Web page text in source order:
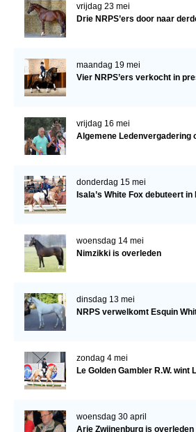
vrijdag 23 mei
Drie NRPS’ers door naar
maandag 19 mei
Vier NRPS’ers verkocht in
vrijdag 16 mei
Algemene Ledenvergadering
donderdag 15 mei
Isala’s White Fox debuteert
woensdag 14 mei
Nimzikki is overleden
dinsdag 13 mei
NRPS verwelkomt Esquin
zondag 4 mei
Le Golden Gambler R.W. wint
woensdag 30 april
Arie Zwijnenburg is overleden